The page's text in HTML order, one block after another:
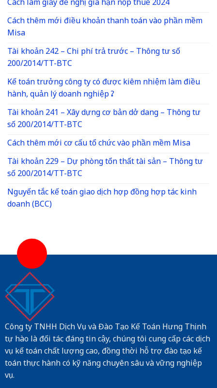
Cách thêm mới điều khoản thanh toán vào phần mềm
Misa
Tài khoản 242 – Chi phí trả trước – Thông tư số
200/2014/TT-BTC
Kế toán trưởng công ty có được kiêm nhiệm làm điều
hành, quản lý doanh nghiệp ?
Tài khoản 241 – Xây dựng cơ bản dở dang – Thông tư
số 200/2014/TT-BTC
Cách thêm mới cơ cấu tổ chức vào phần mềm Misa
Tài khoản 229 – Dự phòng tổn thất tài sản – Thông tư
số 200/2014/TT-BTC
Nguyến tắc kế toán giao dịch hợp đồng hợp tác kinh
doanh (BCC)
Công ty TNHH Dịch Vụ và Đào Tạo Kế Toán Hưng Thịnh
tự hào là đối tác đáng tin cậy, chúng tôi cung cấp các dịch
vụ kế toán chất lượng cao, đồng thời hỗ trợ đào tạo kế
toán thực hành có kỹ năng chuyên sâu và vững nghiệp
vụ.